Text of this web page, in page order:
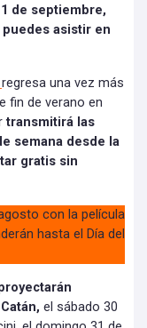
de septiembre,
asistir en
regresa una vez más
fin de verano en
transmitirá las
semana desde la
gratis sin
con la película
hasta el Día del
el sábado 30